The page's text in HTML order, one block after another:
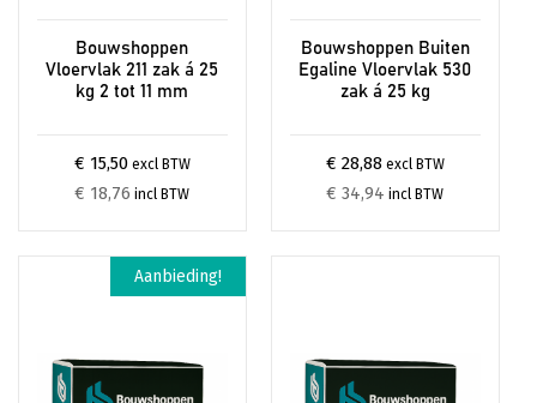
Bouwshoppen
Vloervlak 211 zak á 25
kg 2 tot 11 mm
€ 15,50excl BTW
€ 18,76 incl BTW
Bouwshoppen Buiten
Egaline Vloervlak 530
zak á 25 kg
€ 28,88excl BTW
€ 34,94 incl BTW
Aanbieding!
meerdere
variaties.